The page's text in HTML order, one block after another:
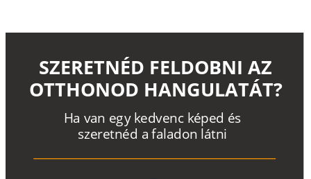
Ha van egy kedvenc képed és
szeretnéd a faladon látni
SZERETNÉD FELDOBNI AZ
OTTHONOD HANGULATÁT?